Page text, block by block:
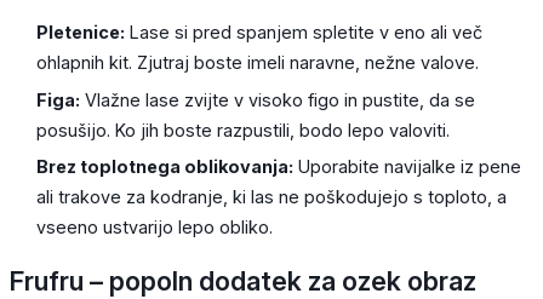
Pletenice: Lase si pred spanjem spletite v eno ali več
ohlapnih kit. Zjutraj boste imeli naravne, nežne valove.
Figa: Vlažne lase zvijte v visoko figo in pustite, da se
posušijo. Ko jih boste razpustili, bodo lepo valoviti.
Brez toplotnega oblikovanja: Uporabite navijalke iz pene
ali trakove za kodranje, ki las ne poškodujejo s toploto, a
vseeno ustvarijo lepo obliko.
Frufru – popoln dodatek za ozek obraz